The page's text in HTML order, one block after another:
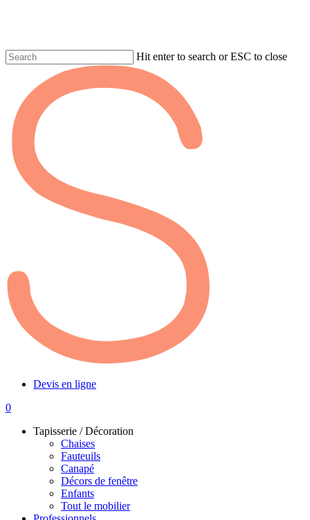
content
Hit enter to search or ESC to close
recherche
Devis en ligne
0
Tapisserie / Décoration
Chaises
Fauteuils
Canapé
Décors de fenêtre
Enfants
Tout le mobilier